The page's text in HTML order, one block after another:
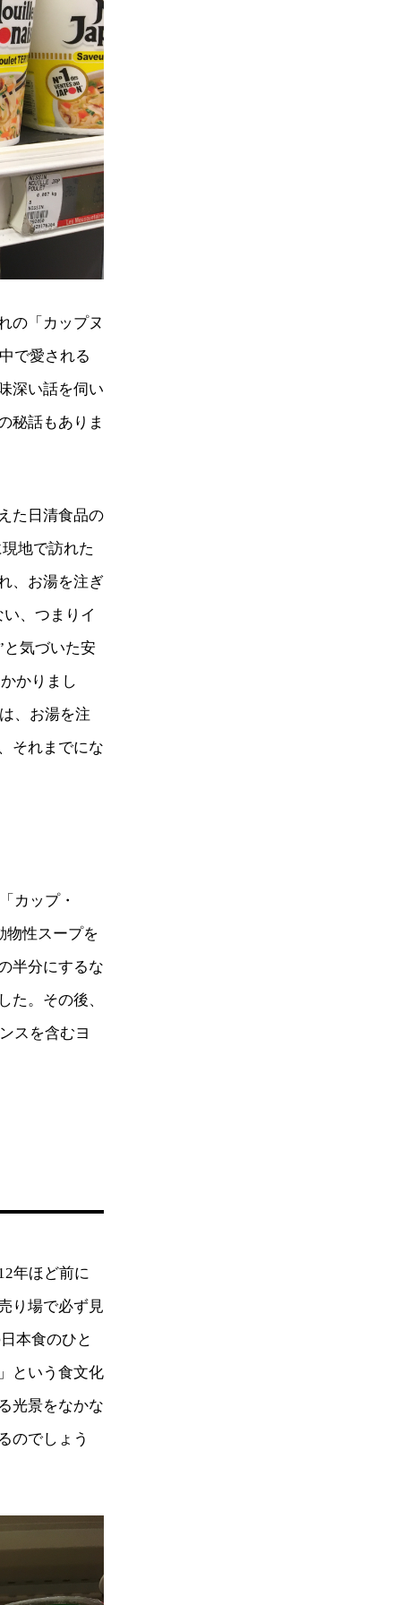
の「カップヌ
で愛される
深い話を伺い
秘話もありま
た日清食品の
地で訪れた
、お湯を注ぎ
、つまりイ
気づいた安
かりまし
、お湯を注
それまでにな
カップ・
物性スープを
半分にするな
た。その後、
スを含むヨ
年ほど前に
り場で必ず見
本食のひと
という食文化
光景をなかな
のでしょう